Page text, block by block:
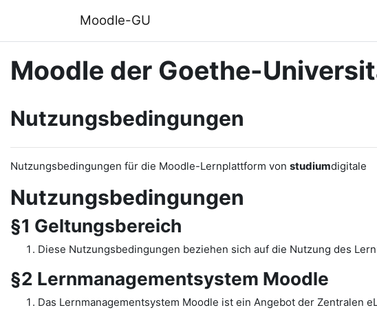
Moodle-GU
Moodle der Goethe-
Nutzungsbedingungen
Nutzungsbedingungen für die Moodle-Lernplattform von studiumdigitale
Nutzungsbedingungen
§1 Geltungsbereich
Diese Nutzungsbedingungen beziehen sich auf die Nutzung des
§2 Lernmanagementsystem Moodle
Das Lernmanagementsystem Moodle ist ein Angebot der Zentralen